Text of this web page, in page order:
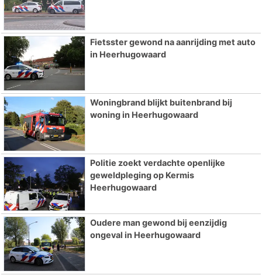
Fietsster gewond na aanrijding met auto
in Heerhugowaard
Woningbrand blijkt buitenbrand bij
woning in Heerhugowaard
Politie zoekt verdachte openlijke
geweldpleging op Kermis
Heerhugowaard
Oudere man gewond bij eenzijdig
ongeval in Heerhugowaard